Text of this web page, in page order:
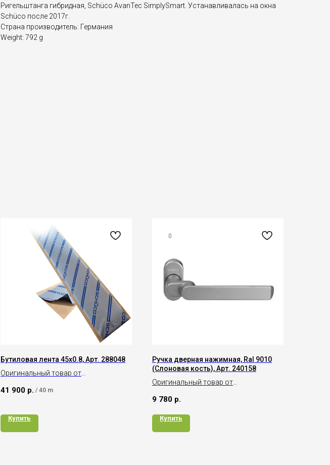
Ригельштанга гибридная, Schüco AvanTec SimplySmart. Устанавливалась на окна
Schüco после 2017г.
Страна производитель: Германия
Weight: 792 g
Бутиловая лента 45х0.8, Арт. 288048
Оригинальный товар от
41 900 р. / 40 m
Купить
0
Ручка дверная нажимная, Ral 9010
(Слоновая кость), Арт. 240158
Оригинальный товар от
9 780 р.
Купить